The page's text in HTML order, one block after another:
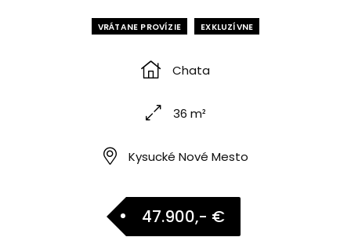
VRÁTANE PROVÍZIE EXKLUZÍVNE
Chata
36 m²
Kysucké Nové Mesto
47.900,- €